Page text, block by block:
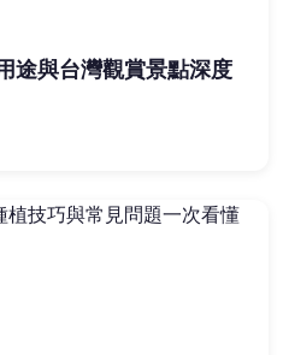
途與台灣觀賞景點深度